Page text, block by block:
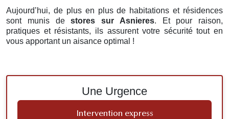
Aujourd’hui, de plus en plus de habitations et résidences
sont munis destores sur Asnieres. Et pour raison,
pratiques et résistants, ils assurent votre sécurité tout en
vous apportant un aisance optimal !
Une Urgence
Intervention express